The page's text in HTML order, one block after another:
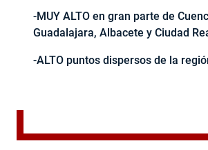
-MUY ALTO en gran parte de
Guadalajara, Albacete y Ciudad
-ALTO puntos dispersos de la